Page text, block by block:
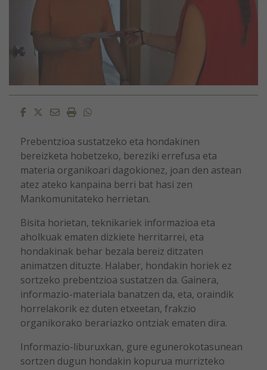
Facebook
Twitter
EmailImprimirWhatsapp
Prebentzioa sustatzeko eta hondakinen
bereizketa hobetzeko, bereziki errefusa eta
materia organikoari dagokionez, joan den astean
atez ateko kanpaina berri bat hasi zen
Mankomunitateko herrietan.
Bisita horietan, teknikariek informazioa eta
aholkuak ematen dizkiete herritarrei, eta
hondakinak behar bezala bereiz ditzaten
animatzen dituzte. Halaber, hondakin horiek ez
sortzeko prebentzioa sustatzen da. Gainera,
informazio-materiala banatzen da, eta, oraindik
horrelakorik ez duten etxeetan, frakzio
organikorako berariazko ontziak ematen dira.
Informazio-liburuxkan, gure egunerokotasunean
sortzen dugun hondakin kopurua murrizteko